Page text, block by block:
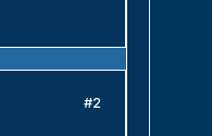
#2